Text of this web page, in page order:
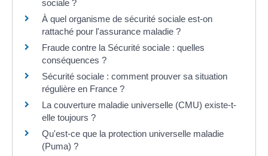
sociale ?
À quel organisme de sécurité sociale est-on
rattaché pour l'assurance maladie ?
Fraude contre la Sécurité sociale : quelles
conséquences ?
Sécurité sociale : comment prouver sa situation
régulière en France ?
La couverture maladie universelle (CMU) existe-t-
elle toujours ?
Qu'est-ce que la protection universelle maladie
(Puma) ?